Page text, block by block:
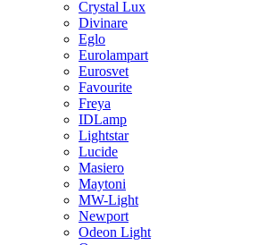
Crystal Lux
Divinare
Eglo
Eurolampart
Eurosvet
Favourite
Freya
IDLamp
Lightstar
Lucide
Masiero
Maytoni
MW-Light
Newport
Odeon Light